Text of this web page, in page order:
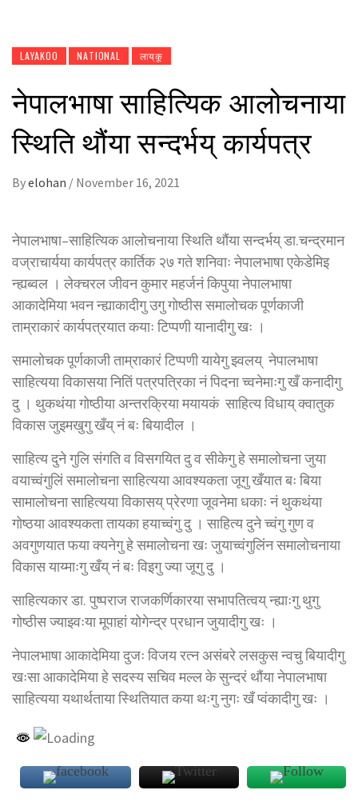
LAYAKOO NATIONAL लाय्‌कू
नेपालभाषा साहित्यिक आलोचनाया
स्थिति थौंया सन्दर्भय् कार्यपत्र
Byelohan / November 16, 2021
नेपालभाषा–साहित्यिक आलोचनाया स्थिति थौंया सन्दर्भय् डा.चन्द्रमान
वज्राचार्यया कार्यपत्र कार्तिक २७ गते शनिवाः नेपालभाषा एकेडेमिइ
न्ह्यब्वल । लेक्चरल जीवन कुमार महर्जनं किपुया नेपालभाषा
आकादेमिया भवन न्ह्याकादीगु उगु गोष्ठीस समालोचक पूर्णकाजी
ताम्राकारं कार्यपत्रयात कयाः टिप्पणी यानादीगु खः ।
समालोचक पूर्णकाजी ताम्राकारं टिप्पणी यायेगु झ्वलय् नेपालभाषा
साहित्यया विकासया नितिं पत्रपत्रिका नं पिदना च्वनेमाःगु खँ कनादीगु
दु । थुकथंया गोष्ठीया अन्तरक्रिया मयायकं साहित्य विधाय् क्वातुक
विकास जुइमखुगु खँय् नं बः बियादील ।
साहित्य दुने गुलि संगति व विसगयित दु व सीकेगु हे समालोचना जुया
वयाच्वंगुलिं समालोचना साहित्यया आवश्यकता जूगु खँयात बः बिया
सामालोचना साहित्यया विकासय् प्रेरणा जूवनेमा धकाः नं थुकथंया
गोष्ठया आवश्यकता तायका हयाच्वंगु दु । साहित्य दुने च्वंगु गुण व
अवगुणयात फया क्यनेगु हे समालोचना खः जुयाच्वंगुलिंन समालोचनाया
विकास याय्माःगु खँय् नं बः विइगु ज्या जूगु दु ।
साहित्यकार डा. पुष्पराज राजकर्णिकारया सभापतित्वय् न्ह्याःगु थुगु
गोष्ठीस ज्याझ्वःया मूपाहां योगेन्द्र प्रधान जुयादीगु खः ।
नेपालभाषा आकादेमिया दुजः विजय रत्न असंबरे लसकुस न्वचु बियादीगु
खःसा आकादेमिया हे सदस्य सचिव मल्ल के सुन्दरं थौंया नेपालभाषा
साहित्यया यथार्थताया स्थितियात कया थःगु नुगः खँ प्वंकादीगु खः ।